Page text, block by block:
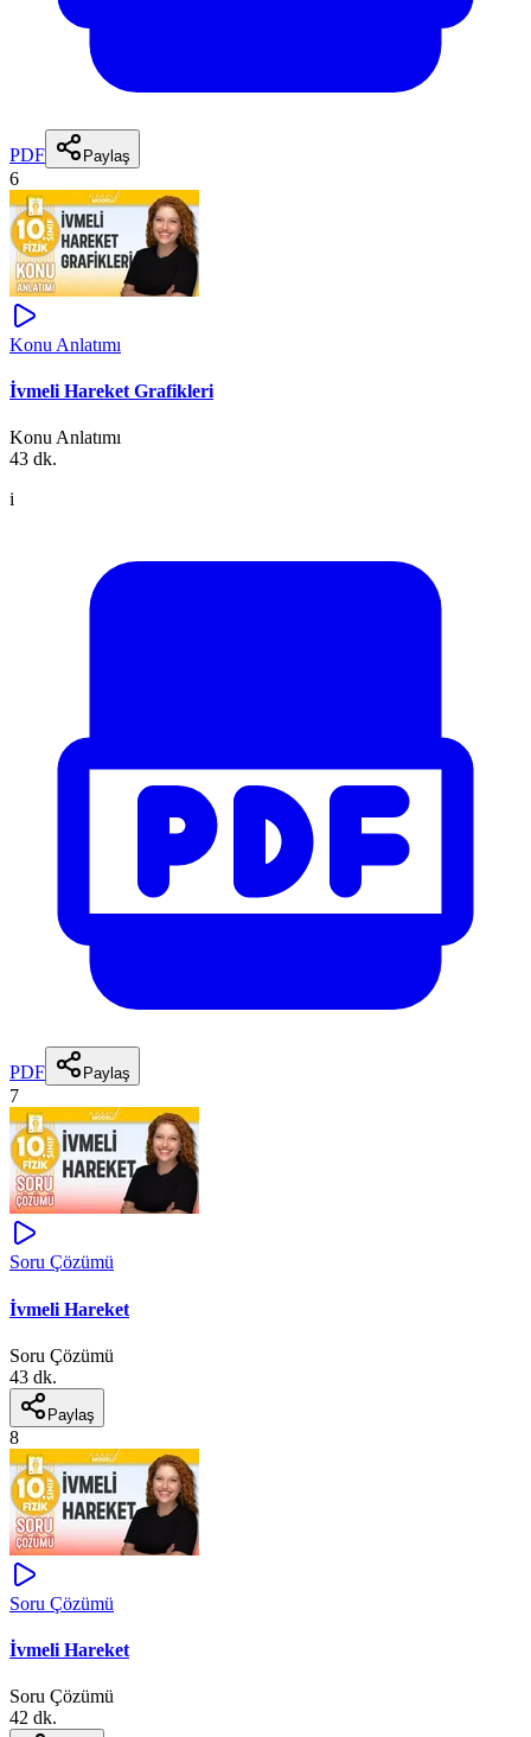
PDF Paylaş
6
Konu Anlatımı
İvmeli Hareket Grafikleri
Konu Anlatımı
43 dk.
i
PDF Paylaş
7
Soru Çözümü
İvmeli Hareket
Soru Çözümü
43 dk.
Paylaş
8
Soru Çözümü
İvmeli Hareket
Soru Çözümü
42 dk.